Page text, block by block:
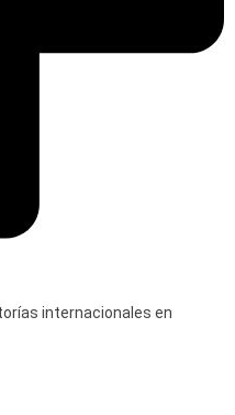
internacionales en